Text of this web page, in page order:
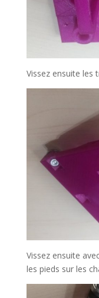
Vissez ensuite les
Vissez ensuite
les pieds sur les